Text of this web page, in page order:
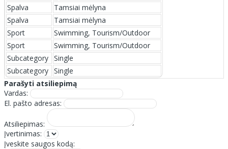
Spalva
Tamsiai mėlyna
Spalva
Tamsiai mėlyna
Sport
Swimming, Tourism/Outdoor
Sport
Swimming, Tourism/Outdoor
Subcategory Single
Subcategory Single
Parašyti atsiliepimą
Vardas:
El. pašto adresas:
Atsiliepimas:
Įvertinimas:
Įveskite saugos kodą: